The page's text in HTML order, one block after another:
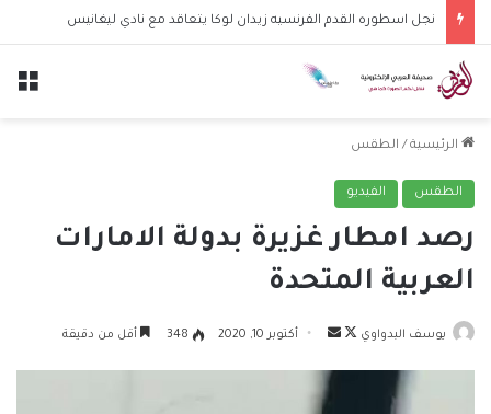
نجل اسطوره القدم الفرنسيه زيدان لوكا يتعاقد مع نادي ليغانيس
الرئيسية / الطقس
الطقس الفيديو
رصد امطار غزيرة بدولة الامارات
العربية المتحدة
يوسف البدواوي
تابعأرسل أكتوبر 10, 2020 348 أقل من دقيقة